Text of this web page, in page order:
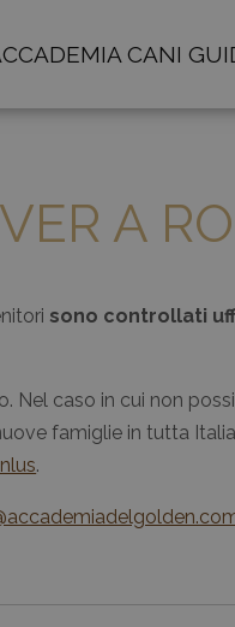
CANI
A
sono controllati
Nel caso in cui non
famiglie in tutta
.